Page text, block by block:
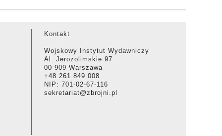
Kontakt
Wojskowy Instytut Wydawniczy
Al. Jerozolimskie 97
00-909 Warszawa
+48 261 849 008
NIP: 701-02-67-116
sekretariat@zbrojni.pl